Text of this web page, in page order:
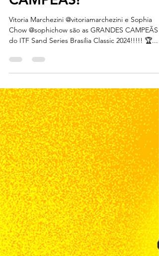
15 de jun. de 2024
CAMPEÃS!
Vitoria Marchezini @vitoriamarchezini e Sophia
Chow @sophichow são as GRANDES CAMPEÃS